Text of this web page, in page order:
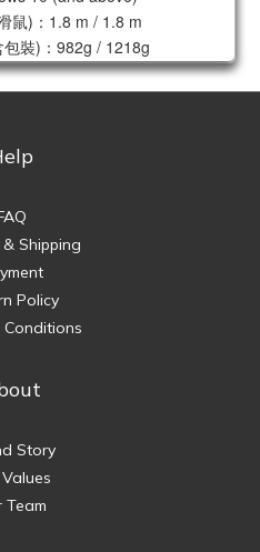
鼠)：1.8 m / 1.8 m
裝)：982g / 1218g
Shipping
Policy
Conditions
Story
Team